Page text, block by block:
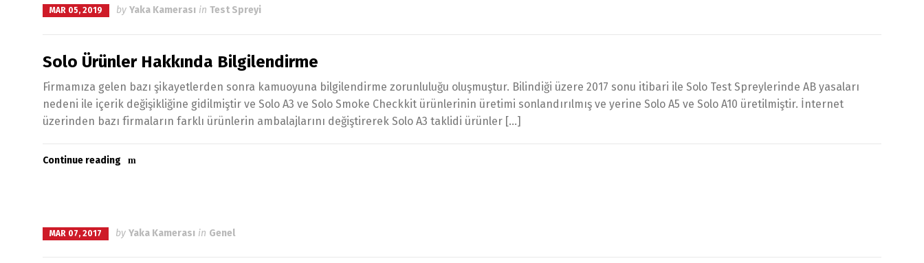
MAR 05, 2019 by Yaka Kamerası in Test Spreyi
Solo Ürünler Hakkında Bilgilendirme
Firmamıza gelen bazı şikayetlerden sonra kamuoyuna bilgilendirme zorunluluğu oluşmuştur. Bilindiği üzere 2017 sonu itibari ile Solo Test Spreylerinde AB yasaları
nedeni ile içerik değişikliğine gidilmiştir ve Solo A3 ve Solo Smoke Checkkit ürünlerinin üretimi sonlandırılmış ve yerine Solo A5 ve Solo A10 üretilmiştir. İnternet
üzerinden bazı firmaların farklı ürünlerin ambalajlarını değiştirerek Solo A3 taklidi ürünler […]
Continue reading
MAR 07, 2017 by Yaka Kamerası in Genel